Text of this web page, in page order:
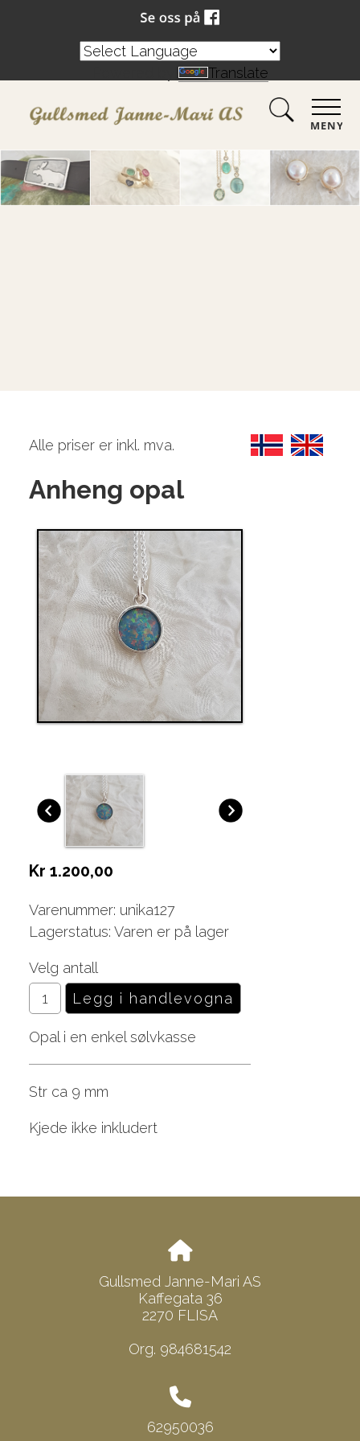
MENY
Alle priser er inkl. mva.
Anheng opal
Kr 1.200,00
Varenummer: unika127
Lagerstatus: Varen er på lager
Velg antall
Opal i en enkel sølvkasse
Str ca 9 mm
Kjede ikke inkludert
Translate
Gullsmed Janne-Mari AS
Kaffegata 36
2270 FLISA
Org. 984681542
62950036